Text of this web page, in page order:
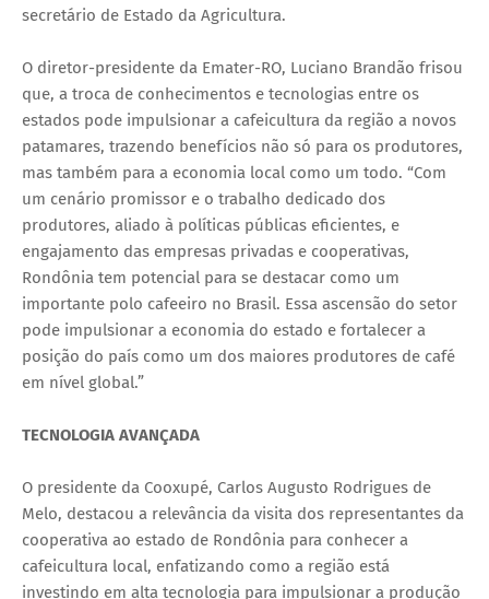
secretário de Estado da Agricultura.
O diretor-presidente da Emater-RO, Luciano Brandão frisou
que, a troca de conhecimentos e tecnologias entre os
estados pode impulsionar a cafeicultura da região a novos
patamares, trazendo benefícios não só para os produtores,
mas também para a economia local como um todo. “Com
um cenário promissor e o trabalho dedicado dos
produtores, aliado à políticas públicas eficientes, e
engajamento das empresas privadas e cooperativas,
Rondônia tem potencial para se destacar como um
importante polo cafeeiro no Brasil. Essa ascensão do setor
pode impulsionar a economia do estado e fortalecer a
posição do país como um dos maiores produtores de café
em nível global.”
TECNOLOGIA AVANÇADA
O presidente da Cooxupé, Carlos Augusto Rodrigues de
Melo, destacou a relevância da visita dos representantes da
cooperativa ao estado de Rondônia para conhecer a
cafeicultura local, enfatizando como a região está
investindo em alta tecnologia para impulsionar a produção